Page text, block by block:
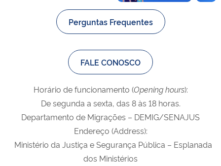
Perguntas Frequentes
FALE CONOSCO
Horário de funcionamento (Opening hours):
De segunda a sexta, das 8 às 18 horas.
Departamento de Migrações – DEMIG/SENAJUS
Endereço (Address):
Ministério da Justiça e Segurança Pública – Esplanada
dos Ministérios